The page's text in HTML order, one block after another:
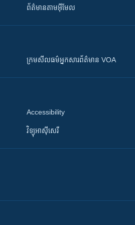
ព័ត៌មាន​តាម​អ៊ីមែល
ក្រម​​​សីលធម៌​​​អ្នក​​​សារព័ត៌មាន VOA
Accessibility
វិទ្យុ​អាស៊ី​សេរី